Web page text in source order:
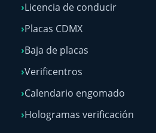
Licencia de conducir
Placas CDMX
Baja de placas
Verificentros
Calendario engomado
Hologramas verificación